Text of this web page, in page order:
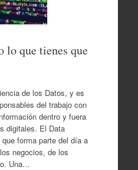
lo que tienes que
de los Datos, y es
del trabajo con
dentro y fuera
digitales. El Data
forma parte del día a
negocios, de los
Una…